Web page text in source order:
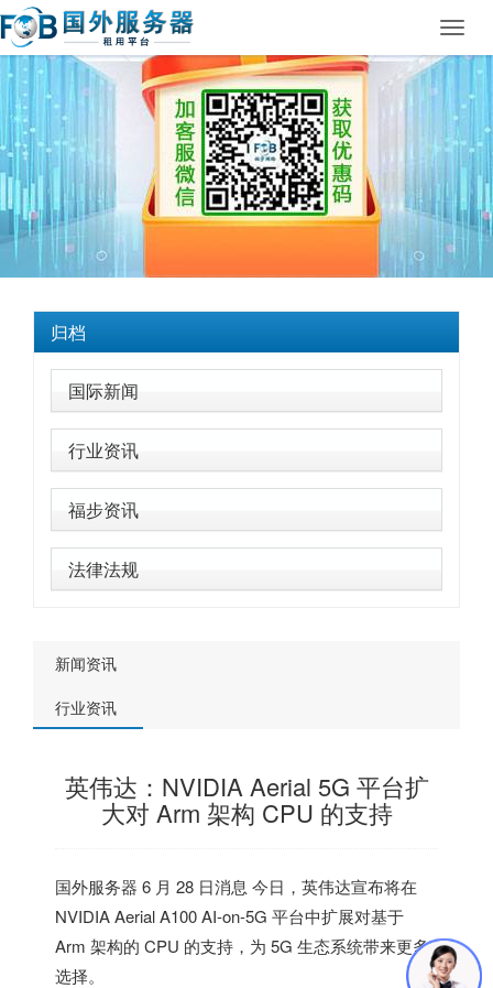
归档
国际新闻
行业资讯
福步资讯
法律法规
新闻资讯
行业资讯
英伟达：NVIDIA Aerial 5G 平台扩
大对 Arm 架构 CPU 的支持
国外服务器 6 月 28 日消息 今日，英伟达宣布将在
NVIDIA Aerial A100 AI-on-5G 平台中扩展对基于
Arm 架构的 CPU 的支持 ，为 5G 生态系统带来更多
选择。